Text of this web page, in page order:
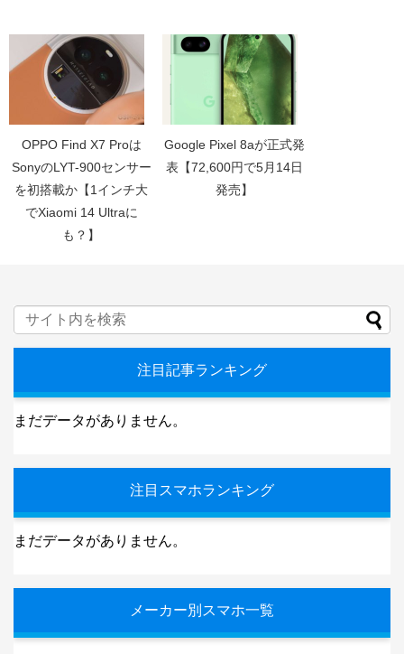
OPPO Find X7 Proは
SonyのLYT-900センサー
を初搭載か【1インチ大
でXiaomi 14 Ultraに
も？】
Google Pixel 8aが正式発
表【72,600円で5月14日
発売】
注目記事ランキング
まだデータがありません。
注目スマホランキング
まだデータがありません。
メーカー別スマホ一覧